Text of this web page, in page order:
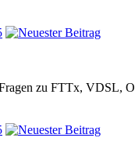
zu FTTx, VDSL,